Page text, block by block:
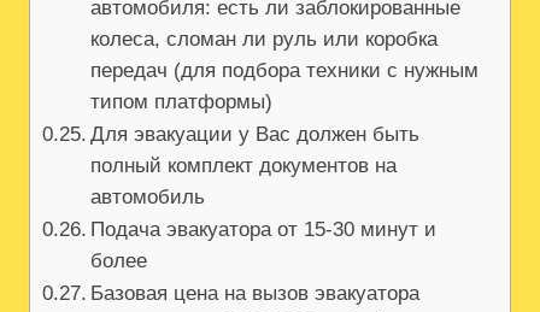
автомобиля: есть ли заблокированные
колеса, сломан ли руль или коробка
передач (для подбора техники с нужным
типом платформы)
Для эвакуации у Вас должен быть
полный комплект документов на
автомобиль
Подача эвакуатора от 15-30 минут и
более
Базовая цена на вызов эвакуатора